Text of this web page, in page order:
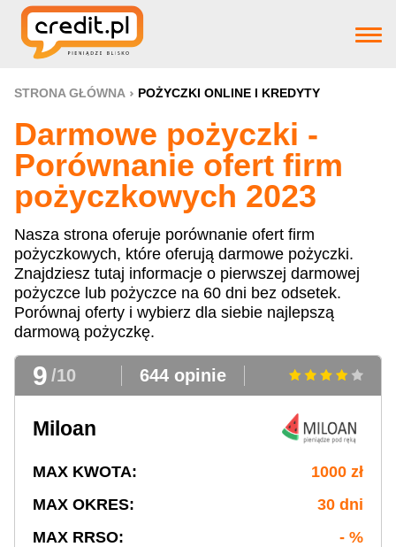
Strona główna
Pożyczki
Produkty bankowe
Firm pożyczkowye
Aktualnosci
Pomoc
STRONA GŁÓWNA POŻYCZKI ONLINE I KREDYTY
Darmowe pożyczki -
Porównanie ofert firm
pożyczkowych 2023
Nasza strona oferuje porównanie ofert firm
pożyczkowych, które oferują darmowe pożyczki.
Znajdziesz tutaj informacje o pierwszej darmowej
pożyczce lub pożyczce na 60 dni bez odsetek.
Porównaj oferty i wybierz dla siebie najlepszą
darmową pożyczkę.
Miloan
MAX KWOTA:
1000 zł
MAX OKRES:
30 dni
MAX RRSO:
- %
9 /10 644 opinie